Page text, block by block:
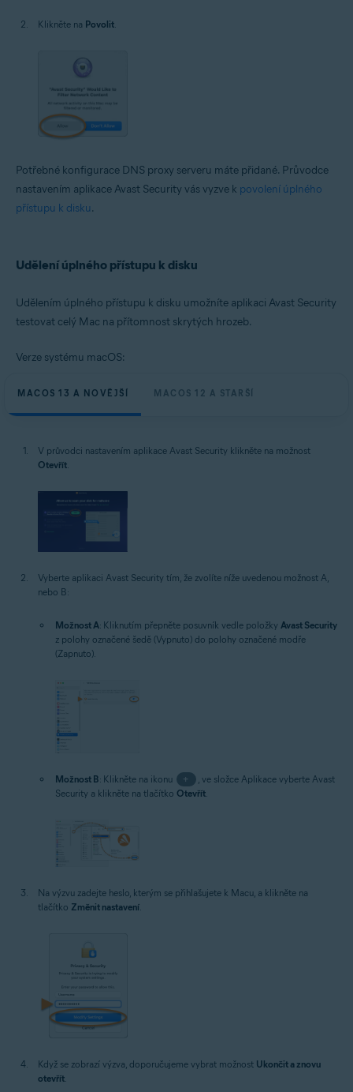
Klikněte na Povolit
Potřebné konfigurace DNS proxy serveru máte přidané. Průvodce
nastavením aplikace Avast Security vás vyzve k povolení úplného
přístupu k disku.
Udělení úplného přístupu k disku
Udělením úplného přístupu k disku umožníte aplikaci Avast Security
testovat celý Mac na přítomnost skrytých hrozeb.
Verze systému macOS:
MACOS 13 A NOVĚJŠÍ MACOS 12 A STARŠÍ
V průvodci nastavením aplikace Avast Security klikněte na možnost
Otevřít.
Vyberte aplikaci Avast Security tím, že zvolíte níže uvedenou možnost A,
nebo B:
Možnost A: Kliknutím přepněte posuvník vedle položky Avast Security
z polohy označené šedě (Vypnuto) do polohy označené modře
(Zapnuto).
Možnost B: Klikněte na ikonu +
, ve složce Aplikace vyberte Avast
Security a klikněte na tlačítko Otevřít.
Na výzvu zadejte heslo, kterým se přihlašujete k Macu, a klikněte na
tlačítko Změnit nastavení
Když se zobrazí výzva, doporučujeme vybrat možnost Ukončit a znovu
otevřít